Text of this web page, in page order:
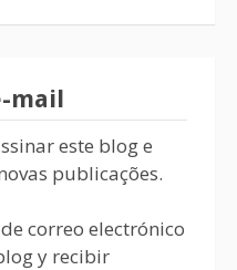
mail
este blog e
publicações.
correo electrónico
y recibir